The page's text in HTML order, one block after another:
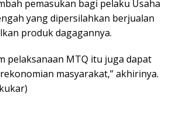
pemasukan bagi pelaku Usaha
yang dipersilahkan berjualan
produk dagagannya.
pelaksanaan MTQ itu juga dapat
masyarakat,” akhirinya.